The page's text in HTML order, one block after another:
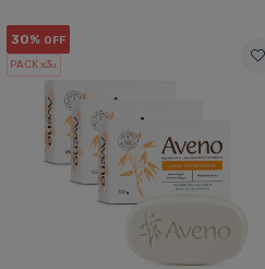
30% OFF
PACK x3u.